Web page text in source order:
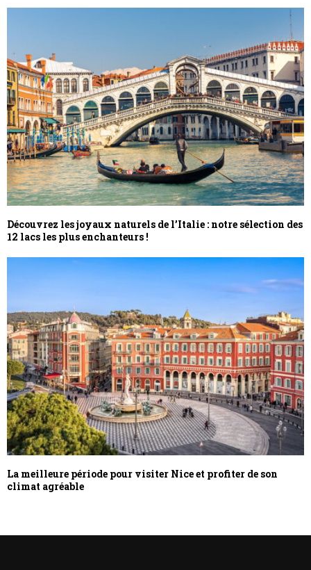
Découvrez les joyaux naturels de l’Italie : notre sélection des
12 lacs les plus enchanteurs !
La meilleure période pour visiter Nice et profiter de son
climat agréable